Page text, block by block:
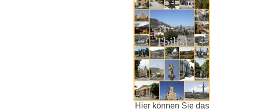
Hier können Sie das